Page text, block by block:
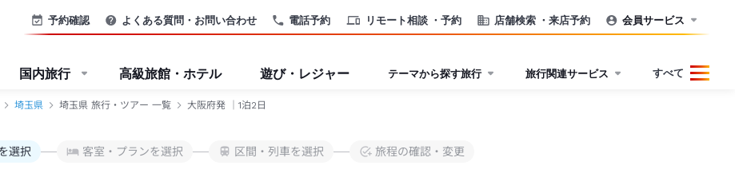
電話予約 リモート相談 ・予約 店舗検索 ・来店予約
予約確認 よくある質問・お問い合わせ 会員サービス
国内旅行 高級旅館・ホテル 遊び・レジャー テーマから探す旅行 旅行関連サービス すべて
埼玉県 埼玉県 旅行・ツアー 一覧 大阪府発 ｜1泊2日
選択 客室・プランを選択 区間・列車を選択 旅程の確認・変更